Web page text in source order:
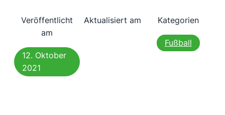
Veröffentlicht
am
12. Oktober
2021
Aktualisiert am Kategorien
Fußball